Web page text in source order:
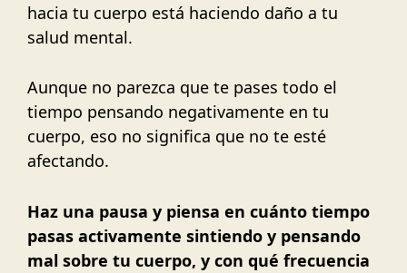
hacia tu cuerpo está haciendo daño a tu
salud mental.
Aunque no parezca que te pases todo el
tiempo pensando negativamente en tu
cuerpo, eso no significa que no te esté
afectando.
Haz una pausa y piensa en cuánto tiempo
pasas activamente sintiendo y pensando
mal sobre tu cuerpo, y con qué frecuencia